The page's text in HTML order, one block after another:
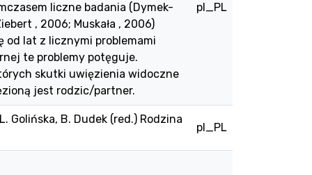
liczne badania (Dymek-
, 2006; Muskała , 2006)
od lat z licznymi problemami
te problemy potęguje.
skutki uwięzienia widoczne
jest rodzic/partner.
pl_PL
Golińska, B. Dudek (red.) Rodzina
pl_PL